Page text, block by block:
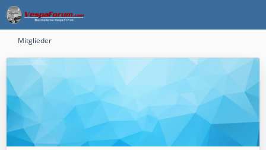
Mitglieder